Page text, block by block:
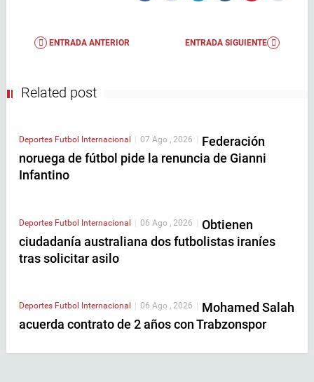
ENTRADA ANTERIOR ENTRADA SIGUIENTE
Related post
Deportes Futbol Internacional 07 Ago , 2026
Federación
noruega de fútbol pide la renuncia de Gianni
Infantino
Deportes Futbol Internacional | 06 Ago , 2026 | Obtienen
ciudadanía australiana dos futbolistas iraníes
tras solicitar asilo
Deportes Futbol Internacional 06 Ago , 2026
Mohamed Salah
acuerda contrato de 2 años con Trabzonspor